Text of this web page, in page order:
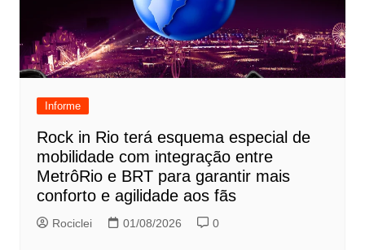
Informe
Rock in Rio terá esquema especial de
mobilidade com integração entre
MetrôRio e BRT para garantir mais
conforto e agilidade aos fãs
Rociclei 01/08/2026 0